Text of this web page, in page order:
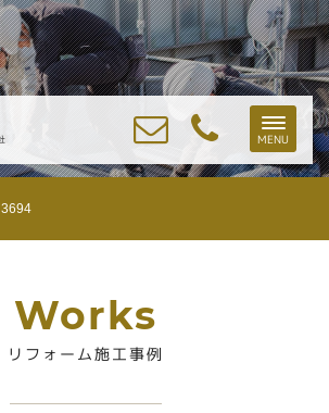
Toggle
MENU
3694
Works
リフォーム施工事例